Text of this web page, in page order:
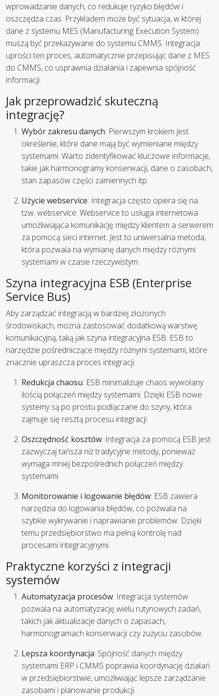
wprowadzanie danych, co redukuje ryzyko błędów i
oszczędza czas. Przykładem może być sytuacja, w której
dane z systemu MES (Manufacturing Execution System)
muszą być przekazywane do systemu CMMS. Integracja
uprości ten proces, automatycznie przepisując dane z MES
do CMMS, co usprawnia działania i zapewnia spójność
informacji.
Jak przeprowadzić skuteczną
integrację?
Wybór zakresu danych: Pierwszym krokiem jest
określenie, które dane mają być wymieniane między
systemami. Warto zidentyfikować kluczowe informacje,
takie jak harmonogramy konserwacji, dane o zasobach,
stan zapasów części zamiennych itp.
Użycie webservice: Integracja często opiera się na
tzw. webservice. Webservice to usługa internetowa
umożliwiająca komunikację między klientem a serwerem
za pomocą sieci internet. Jest to uniwersalna metoda,
która pozwala na wymianę danych między różnymi
systemami w czasie rzeczywistym.
Szyna integracyjna ESB (Enterprise
Service Bus)
Aby zarządzać integracją w bardziej złożonych
środowiskach, można zastosować dodatkową warstwę
komunikacyjną, taką jak szyna integracyjna ESB. ESB to
narzędzie pośredniczące między różnymi systemami, które
znacznie upraszcza proces integracji.
Redukcja chaosu: ESB minimalizuje chaos wywołany
ilością połączeń między systemami. Dzięki ESB nowe
systemy są po prostu podłączane do szyny, która
zajmuje się resztą procesu integracji.
Oszczędność kosztów: Integracja za pomocą ESB jest
zazwyczaj tańsza niż tradycyjne metody, ponieważ
wymaga mniej bezpośrednich połączeń między
systemami.
Monitorowanie i logowanie błędów: ESB zawiera
narzędzia do logowania błędów, co pozwala na
szybkie wykrywanie i naprawianie problemów. Dzięki
temu przedsiębiorstwo ma pełną kontrolę nad
procesami integracyjnymi.
Praktyczne korzyści z integracji
systemów
Automatyzacja procesów: Integracja systemów
pozwala na automatyzację wielu rutynowych zadań,
takich jak aktualizacje danych o zapasach,
harmonogramach konserwacji czy zużyciu zasobów.
Lepsza koordynacja: Spójność danych między
systemami ERP i CMMS poprawia koordynację działań
w przedsiębiorstwie, umożliwiając lepsze zarządzanie
zasobami i planowanie produkcji.